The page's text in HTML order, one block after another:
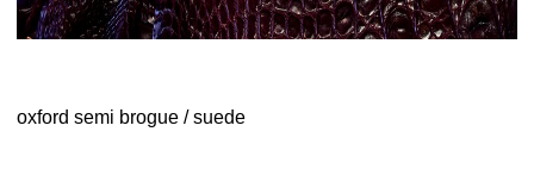
oxford semi brogue / suede